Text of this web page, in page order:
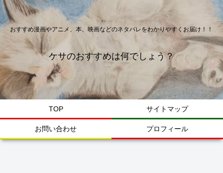
おすすめ漫画やアニメ、本、映画などのネタバレをわかりやすくお届け！！
ケサのおすすめは何でしょう？
TOP サイトマップ
お問い合わせ プロフィール